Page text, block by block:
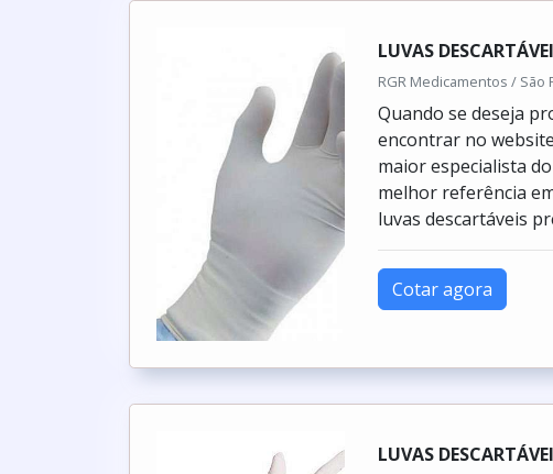
LUVAS
RGR Medicamentos / São
Quando se deseja
encontrar no
maior especialista
melhor referência
luvas descartáveis
Cotar agora
LUVAS